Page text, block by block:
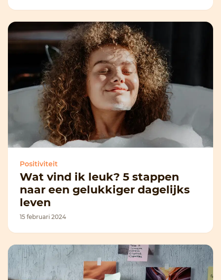
Positiviteit
Wat vind ik leuk? 5 stappen
naar een gelukkiger dagelijks
leven
15 februari 2024